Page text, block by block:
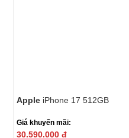
Apple iPhone 17 512GB
Giá khuyến mãi:
30.590.000 đ